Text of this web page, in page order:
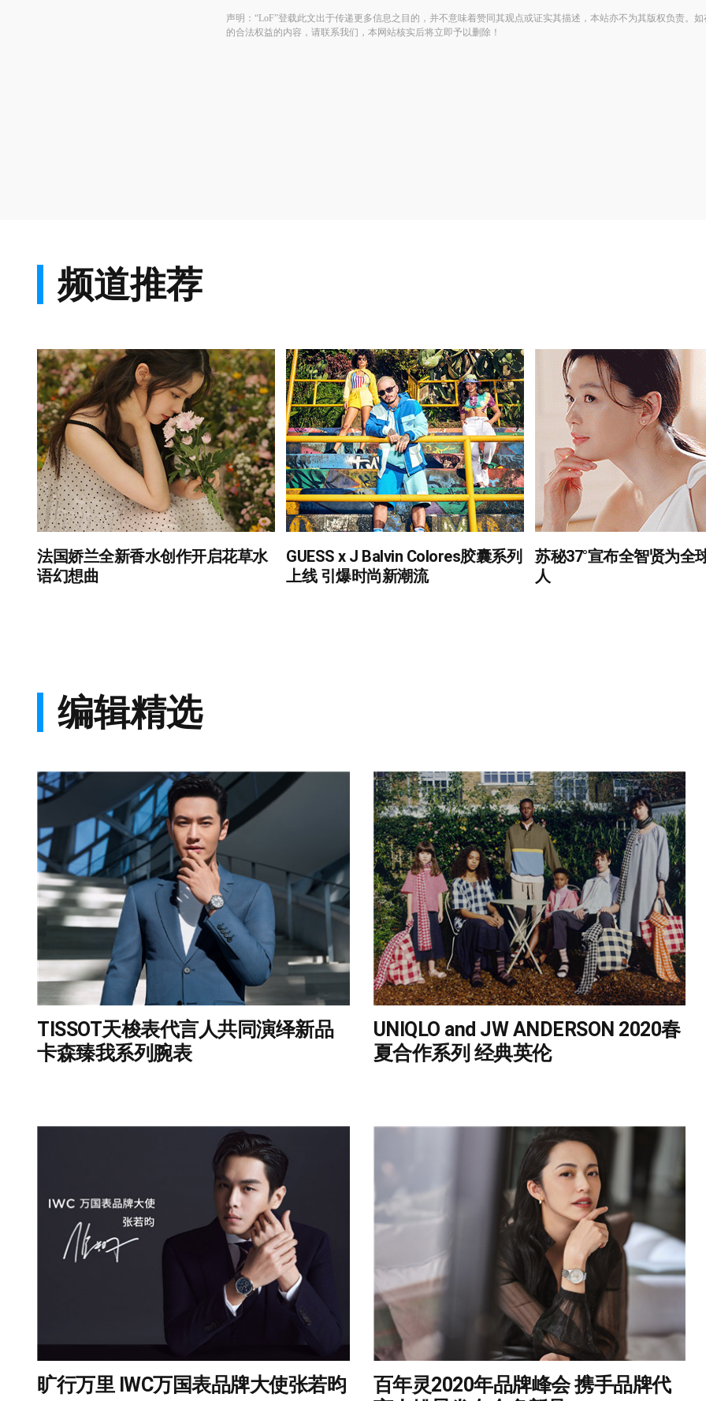
声明：“LoF”登载此文出于传递更多信息之目的，并不意味着赞同其观点或证实其描述，本站亦不为其版权负责。
的合法权益的内容，请联系我们，本网站核实后将立即予以删除！
频道推荐
法国娇兰全新香水创作开启花草水
语幻想曲
GUESS x J Balvin Colores胶囊系列
上线 引爆时尚新潮流
苏秘37°宣布全智贤为全
人
编辑精选
TISSOT天梭表代言人共同演绎新品
卡森臻我系列腕表
UNIQLO and JW ANDERSON 2020春
夏合作系列 经典英伦
旷行万里 IWC万国表品牌大使张若昀
百年灵2020年品牌峰会 携手品牌代